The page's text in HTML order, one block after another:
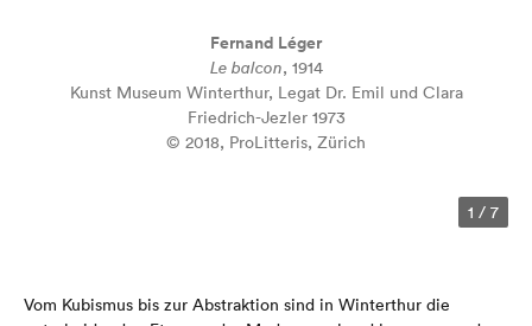
Fernand Léger
Le balcon, 1914
Kunst Museum Winterthur, Legat Dr. Emil und Clara
Friedrich-Jezler 1973
© 2018, ProLitteris, Zürich
1 / 7
Vom Kubismus bis zur Abstraktion sind in Winterthur die